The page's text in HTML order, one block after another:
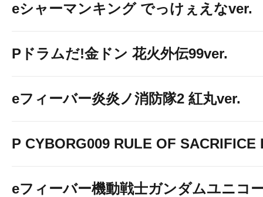
eシャーマンキング でっけぇえなver.
Pドラムだ!金ドン 花火外伝99ver.
eフィーバー炎炎ノ消防隊2 紅丸ver.
P CYBORG009 RULE OF SACRIFICE
eフィーバー機動戦士ガンダムユニコ